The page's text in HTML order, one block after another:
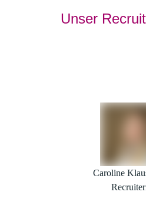
Unser
Caroline